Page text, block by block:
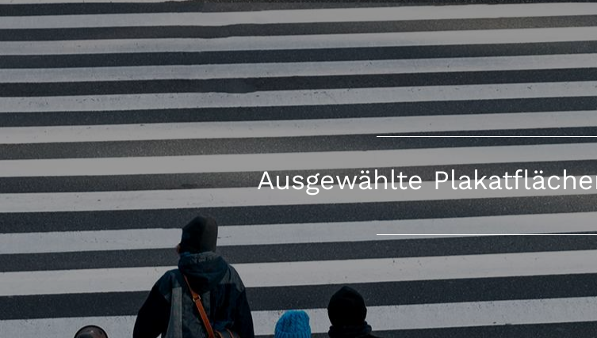
Ausgewählte